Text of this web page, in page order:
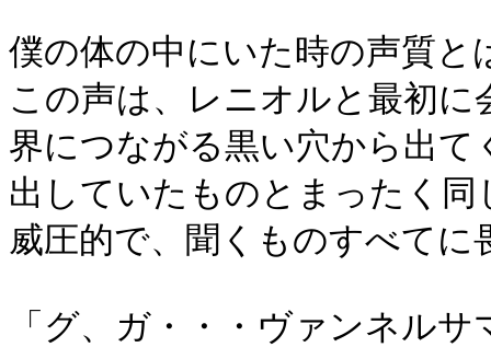
僕の体の中にいた時の声質と
この声は、レニオルと最初
界につながる黒い穴から出て
出していたものとまったく同
威圧的で、聞くものすべて
「グ、ガ・・・ヴァンネル